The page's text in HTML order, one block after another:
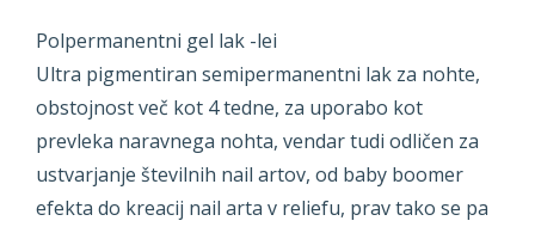
Polpermanentni gel lak -lei
Ultra pigmentiran semipermanentni lak za nohte,
obstojnost več kot 4 tedne, za uporabo kot
prevleka naravnega nohta, vendar tudi odličen za
ustvarjanje številnih nail artov, od baby boomer
efekta do kreacij nail arta v reliefu, prav tako se pa